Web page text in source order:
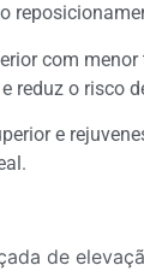
com
reduz o risco
e
de